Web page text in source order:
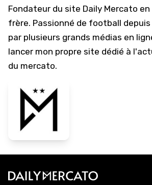
Fondateur du site Daily Mercato en
frère. Passionné de football
par plusieurs grands médias en
lancer mon propre site dédié à
du mercato.